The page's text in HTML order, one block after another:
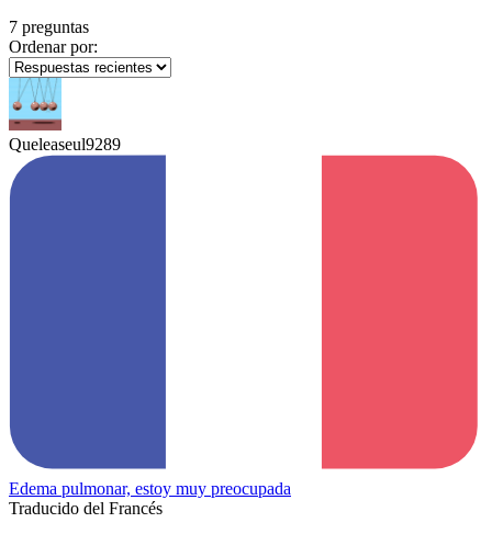
7 preguntas
Ordenar por:
Queleaseul9289
Edema pulmonar, estoy muy preocupada
Traducido del Francés